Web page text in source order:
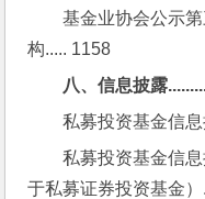
基金业协会公示
构..... 1158
八、信息披露
私募投资基金信
私募投资基金信
于私募证券投资基金